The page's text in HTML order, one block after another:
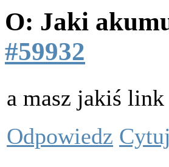
O: Jaki
#59932
a masz jakiś
Odpowiedz Cytuj